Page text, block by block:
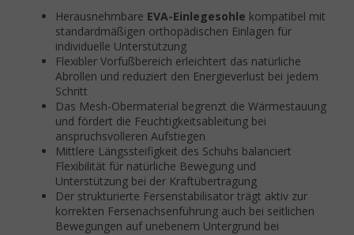
Herausnehmbare EVA-Einlegesohle kompatibel mit
standardmäßigen orthopädischen Einlagen für
individuelle Unterstützung
Flexibler Vorfußbereich erleichtert das natürliche
Abrollen und reduziert den Energieverlust bei jedem
Schritt
Das Mesh-Obermaterial begrenzt die Wärmestauung
und fördert die Feuchtigkeitsableitung bei
anspruchsvolleren Aufstiegen
Mittlere Längssteifigkeit des Schuhs balanciert
Flexibilität für natürliche Bewegung und
Unterstützung bei der Kraftübertragung
Der strukturierte Fersenstabilisator trägt aktiv zur
korrekten Fersenachsenführung auch bei seitlichen
Bewegungen auf unebenem Untergrund bei